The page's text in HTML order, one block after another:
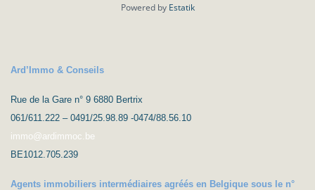
Powered by Estatik
Ard’Immo & Conseils
Rue de la Gare n° 9 6880 Bertrix
061/611.222 – 0491/25.98.89 -0474/88.56.10
immo@ardimmoc.be
BE1012.705.239
Agents immobiliers intermédiaires agréés en Belgique sous le n°